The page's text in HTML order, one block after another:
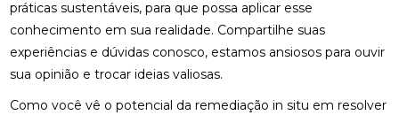
práticas sustentáveis, para que possa aplicar esse
conhecimento em sua realidade. Compartilhe suas
experiências e dúvidas conosco, estamos ansiosos para ouvir
sua opinião e trocar ideias valiosas.
Como você vê o potencial da remediação in situ em resolver